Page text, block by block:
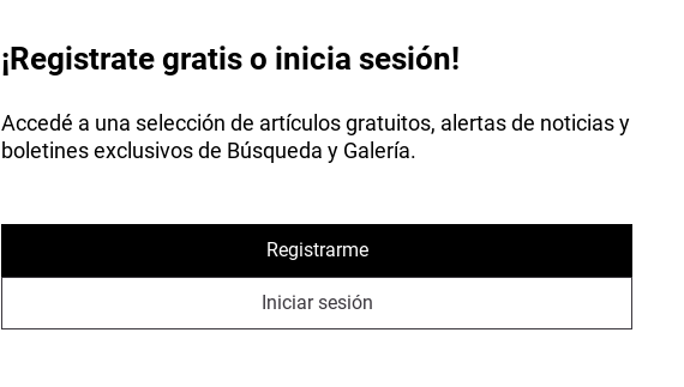
¡Registrate gratis o inicia sesión!
Accedé a una selección de artículos gratuitos, alertas de noticias y
boletines exclusivos de Búsqueda y Galería.
Registrarme
Iniciar sesión